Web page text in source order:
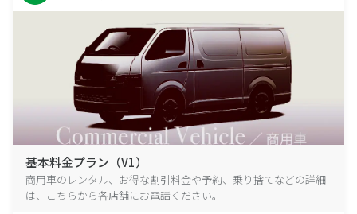
基本料金プラン（V1）
商用車のレンタル、お得な割引料金や予約、乗り捨てなどの詳細
は、こちらから各店舗にお電話ください。